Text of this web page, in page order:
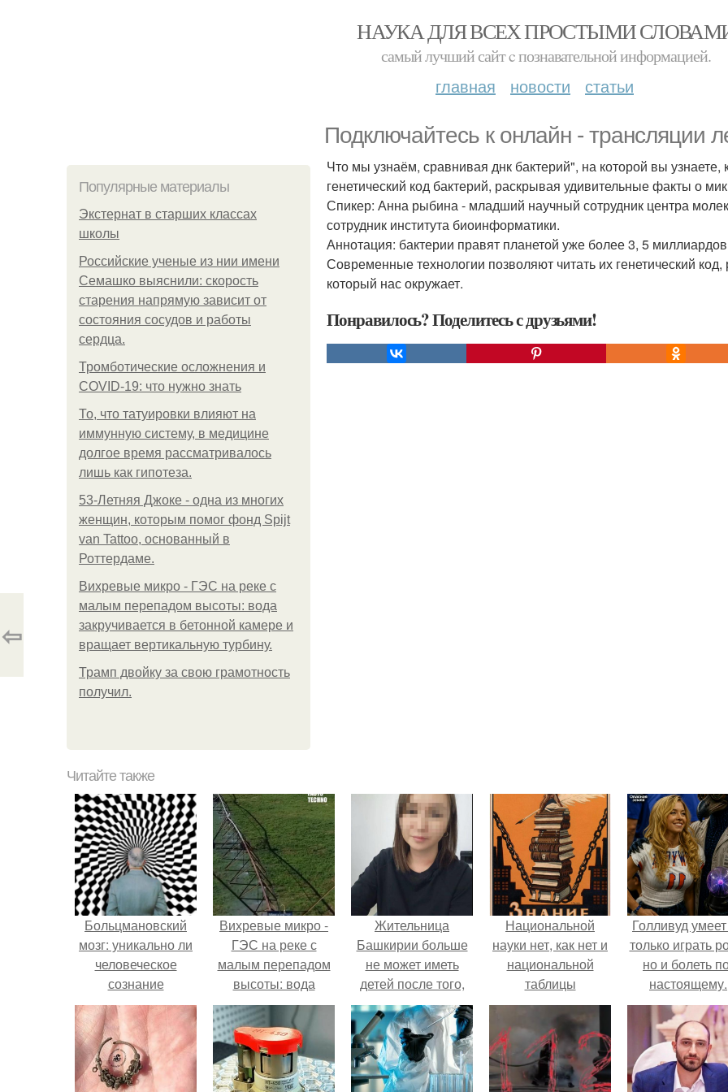
НАУКА ДЛЯ ВСЕХ ПРОСТЫМИ
самый лучший сайт c познавательной информацией.
главная новости статьи
Подключайтесь к онлайн - трансляции
Популярные материалы
Экстернат в старших классах
школы
Российские ученые из нии имени
Семашко выяснили: скорость
старения напрямую зависит от
состояния сосудов и работы
сердца.
Тромботические осложнения и
COVID-19: что нужно знать
То, что татуировки влияют на
иммунную систему, в медицине
долгое время рассматривалось
лишь как гипотеза.
53-Летняя Джоке - одна из многих
женщин, которым помог фонд Spijt
van Tattoo, основанный в
Роттердаме.
Вихревые микро - ГЭС на реке с
малым перепадом высоты: вода
закручивается в бетонной камере и
вращает вертикальную турбину.
Трамп двойку за свою грамотность
получил.
Что мы узнаём, сравнивая днк бактерий", на которой вы
генетический код бактерий, раскрывая удивительные факты о
Спикер: Анна рыбина - младший научный сотрудник центра
сотрудник института биоинформатики.
Аннотация: бактерии правят планетой уже более 3, 5
Современные технологии позволяют читать их генетический
который нас окружает.
Понравилось? Поделитесь с друзьями!
⇦
Читайте также
Больцмановский
мозг: уникально ли
человеческое
сознание
Вихревые микро -
ГЭС на реке с
малым перепадом
высоты: вода
закручивается в
бетонной камере и
вращает
вертикальную
турбину.
Жительница
Башкирии больше
не может иметь
детей после того,
как медики сделали
ей аборт на шестом
месяце
беременности и
оставили в матке
Национальной
науки нет, как нет и
национальной
таблицы
умножения.
Голливуд
только играть
но и болеть
настоящему.